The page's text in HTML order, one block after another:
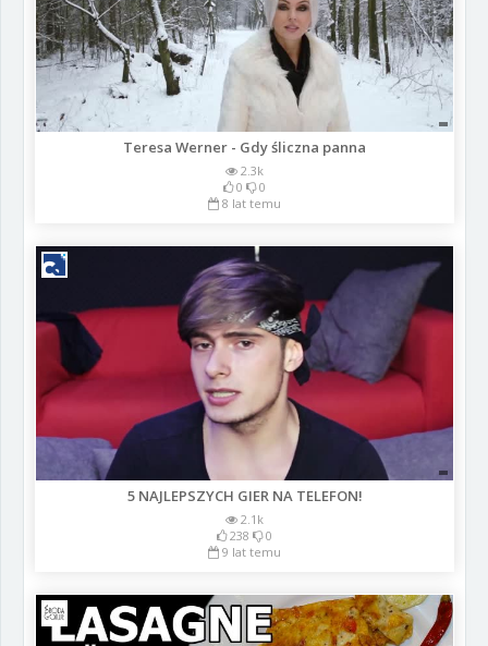
Teresa Werner - Gdy śliczna panna
2.3k
0
0
8 lat temu
5 NAJLEPSZYCH GIER NA TELEFON!
2.1k
238
0
9 lat temu